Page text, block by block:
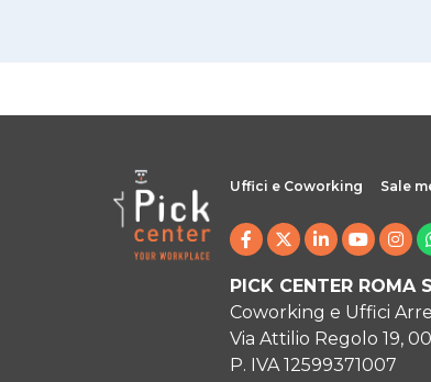
Uffici e Coworking Sale
PICK CENTER ROMA
Coworking e Uffici
Via Attilio Regolo 19,
P. IVA 12599371007